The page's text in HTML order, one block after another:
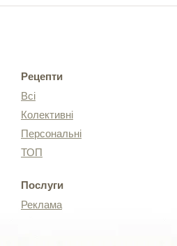
Рецепти
Всі
Колективні
Персональні
ТОП
Послуги
Реклама